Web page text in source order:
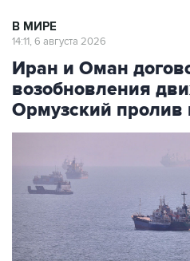
Иран и Оман
возобновления
Ормузский пролив